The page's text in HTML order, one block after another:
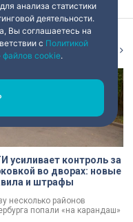
усиливает контроль за
во дворах: новые
и штрафы
несколько районов
попали «на карандаш»
анализа статистики
деятельности.
Вы соглашаетесь на
с Политикой
файлов cookie.